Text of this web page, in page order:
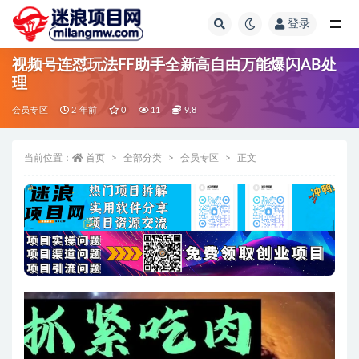
登录
视频号连怼玩法FF助手全新高自由万能爆闪AB处
理
会员专区 2 年前 0 11 9.8
当前位置： 首页 全部分类 会员专区 正文
全部